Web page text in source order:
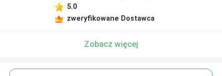
5.0
zweryfikowane Dostawca
Zobacz więcej